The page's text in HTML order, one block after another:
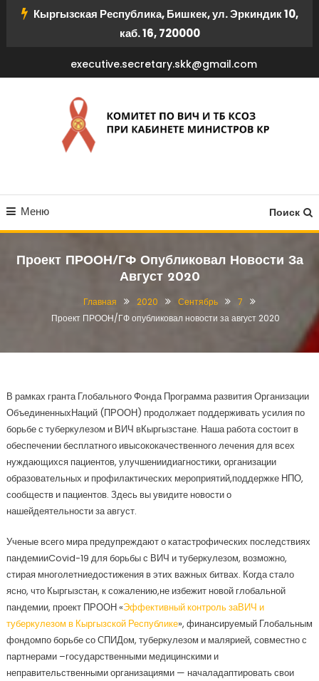
ПерейтиКыргызская Республика, Бишкек, ул. Эркиндик 10,
каб. 16, 720000
executive.secretary.skk@gmail.com
КСОЗ ПРИ КАБИНЕТЕ
МИНИСТРОВ КР
Меню Поиск
Проект ПРООН/ГФ Опубликовал Новости За
Август 2020
Главная 2020 Сентябрь
7
Проект ПРООН/ГФ опубликовал новости за август 2020
В рамках гранта Глобального Фонда Программа развития Организации
ОбъединенныхНаций (ПРООН) продолжает поддерживать усилия по
борьбе с туберкулезом и ВИЧ вКыргызстане. Наша работа состоит в
обеспечении бесплатного ивысококачественного лечения для всех
нуждающихся пациентов, улучшениидиагностики, организации
образовательных и профилактических мероприятий,поддержке НПО,
сообществ и пациентов. Здесь вы увидите новости о
нашейдеятельности за август.
Ученые всего мира предупреждают о катастрофических последствиях
пандемииCovid-19 для борьбы с ВИЧ и туберкулезом, возможно,
стирая многолетниедостижения в этих важных битвах. Когда стало
ясно, что Кыргызстан, к сожалению,не избежит новой глобальной
пандемии, проект ПРООН «Эффективный контроль заВИЧ и
туберкулезом в Кыргызской Республике», финансируемый Глобальным
фондомпо борьбе со СПИДом, туберкулезом и малярией, совместно с
партнерами –государственными медицинскими и
неправительственными организациями — началадаптировать свои